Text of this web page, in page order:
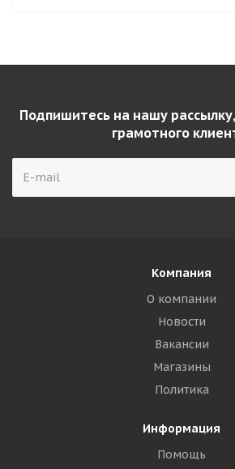
Подпишитесь на нашу
грамотного
Компания
О компании
Новости
Вакансии
Магазины
Политика
Информация
Помощь